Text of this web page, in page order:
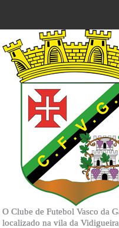
O Clube de Futebol Vasco da
localizado na vila da